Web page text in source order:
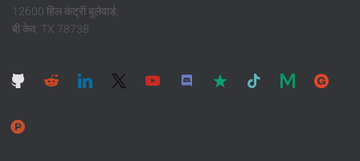
12600 हिल कंट्री बुलेवार्ड,
बी केव, TX 78738